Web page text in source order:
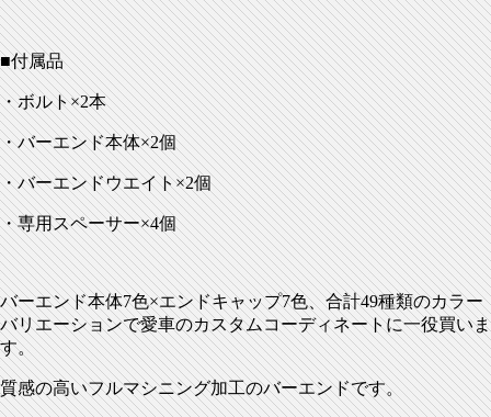
■付属品
・ボルト×2本
・バーエンド本体×2個
・バーエンドウエイト×2個
・専用スペーサー×4個
バーエンド本体7色×エンドキャップ7色、合計49種類のカラー
バリエーションで愛車のカスタムコーディネートに一役買いま
す。
質感の高いフルマシニング加工のバーエンドです。